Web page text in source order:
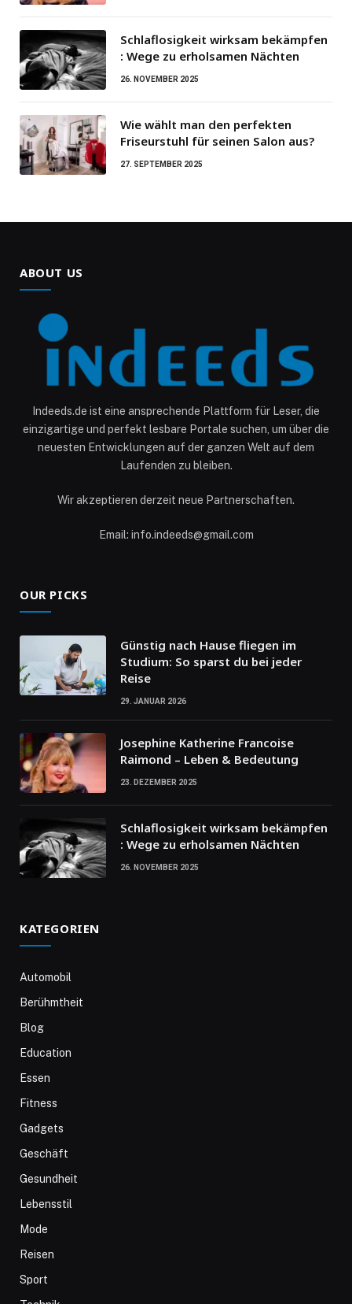
Schlaflosigkeit wirksam bekämpfen
: Wege zu erholsamen Nächten
26. NOVEMBER 2025
Wie wählt man den perfekten
Friseurstuhl für seinen Salon aus?
27. SEPTEMBER 2025
ABOUT US
Indeeds.de ist eine ansprechende Plattform für Leser, die
einzigartige und perfekt lesbare Portale suchen, um über die
neuesten Entwicklungen auf der ganzen Welt auf dem
Laufenden zu bleiben.
Wir akzeptieren derzeit neue Partnerschaften.
Email: info.indeeds@gmail.com
OUR PICKS
Günstig nach Hause fliegen im
Studium: So sparst du bei jeder
Reise
29. JANUAR 2026
Josephine Katherine Francoise
Raimond – Leben & Bedeutung
23. DEZEMBER 2025
Schlaflosigkeit wirksam bekämpfen
: Wege zu erholsamen Nächten
26. NOVEMBER 2025
KATEGORIEN
Automobil
Berühmtheit
Blog
Education
Essen
Fitness
Gadgets
Geschäft
Gesundheit
Lebensstil
Mode
Reisen
Sport